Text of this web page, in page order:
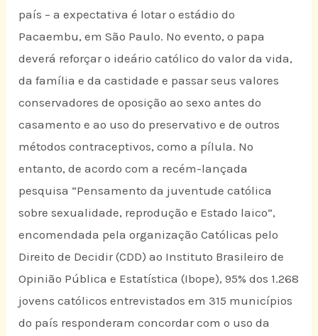
país – a expectativa é lotar o estádio do
Pacaembu, em São Paulo. No evento, o papa
deverá reforçar o ideário católico do valor da vida,
da família e da castidade e passar seus valores
conservadores de oposição ao sexo antes do
casamento e ao uso do preservativo e de outros
métodos contraceptivos, como a pílula. No
entanto, de acordo com a recém-lançada
pesquisa “Pensamento da juventude católica
sobre sexualidade, reprodução e Estado laico”,
encomendada pela organização Católicas pelo
Direito de Decidir (CDD) ao Instituto Brasileiro de
Opinião Pública e Estatística (Ibope), 95% dos 1.268
jovens católicos entrevistados em 315 municípios
do país responderam concordar com o uso da